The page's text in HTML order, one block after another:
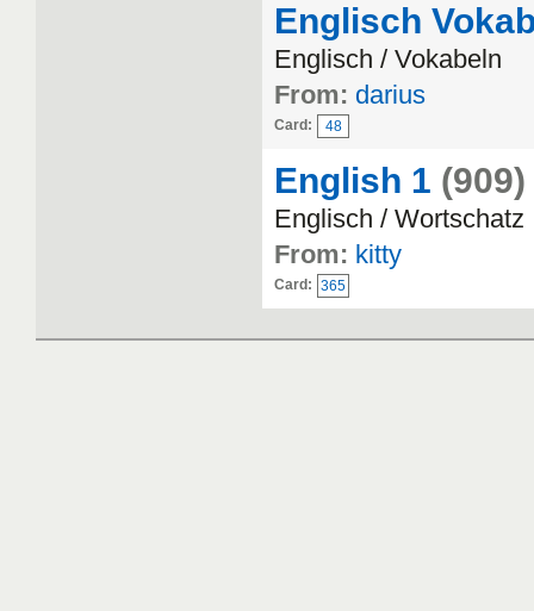
Englisch
Englisch / Vokabeln
From: darius
Card: 48
English 1 (909)
Englisch / Wortschatz
From: kitty
Card: 365